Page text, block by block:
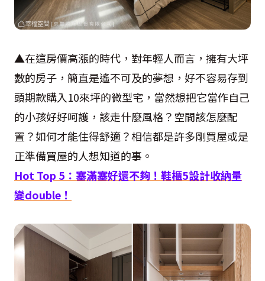
▲在這房價高漲的時代，對年輕人而言，擁有大坪
數的房子，簡直是遙不可及的夢想，好不容易存到
頭期款購入10來坪的微型宅，當然想把它當作自己
的小孩好好呵護，該走什麼風格？空間該怎麼配
置？如何才能住得舒適？相信都是許多剛買屋或是
正準備買屋的人想知道的事。
Hot Top 5 ：塞滿塞好還不夠！鞋櫃5設計收納量
變double ！